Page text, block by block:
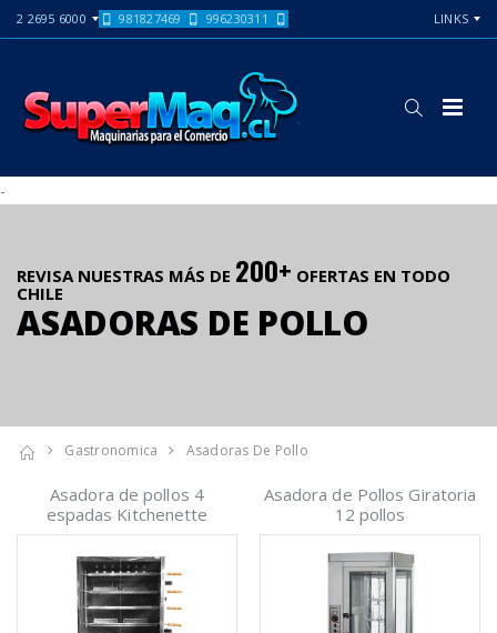
2 2695 6000 981827469 996230311 LINKS
-
REVISA NUESTRAS MÁS DE 200+ OFERTAS EN TODO
CHILE
ASADORAS DE POLLO
Gastronomica Asadoras De Pollo
Asadora de pollos 4
espadas Kitchenette
Asadora de Pollos Giratoria
12 pollos